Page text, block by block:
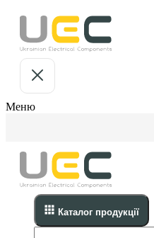
Меню
Каталог продукції